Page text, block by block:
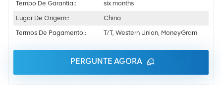
Tempo De Garantia::
six months
Lugar De Origem::
China
Termos De Pagamento::
T/T, Western Union, MoneyGram
PERGUNTE AGORA